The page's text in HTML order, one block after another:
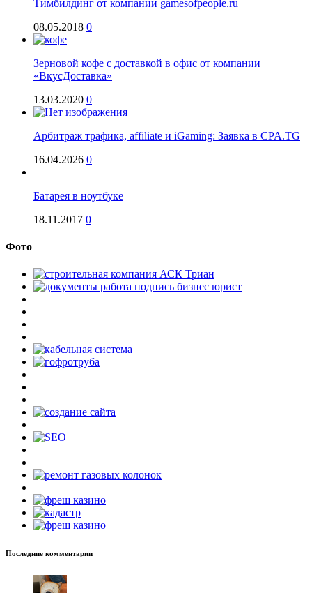
Тимбилдинг от компании gamesofpeople.ru
08.05.2018 0
Зерновой кофе с доставкой в офис от компании
«ВкусДоставка»
13.03.2020 0
Арбитраж трафика, affiliate и iGaming: Заявка в CPA.TG
16.04.2026 0
Батарея в ноутбуке
18.11.2017 0
Фото
Последние комментарии